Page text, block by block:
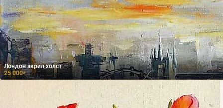
Лондон акрил,холст
25 000₽